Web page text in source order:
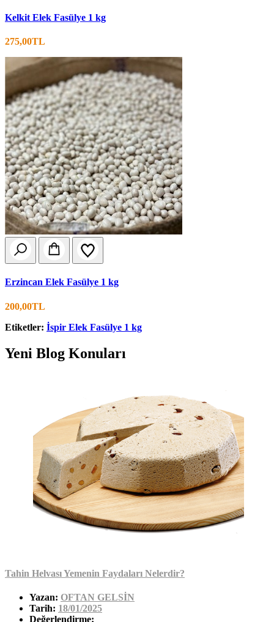
Kelkit Elek Fasülye 1 kg
275,00TL
Erzincan Elek Fasülye 1 kg
200,00TL
Etiketler: İspir Elek Fasülye 1 kg
Yeni Blog Konuları
Tahin Helvası Yemenin Faydaları Nelerdir?
Yazan: OFTAN GELSİN
Tarih: 18/01/2025
Değerlendirme: